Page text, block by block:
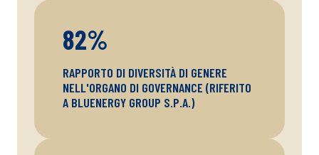
89%
RAPPORTO DI DIVERSITÀ DI GENERE
NELL'ORGANO DI GOVERNANCE (RIFERITO
A BLUENERGY GROUP S.P.A.)